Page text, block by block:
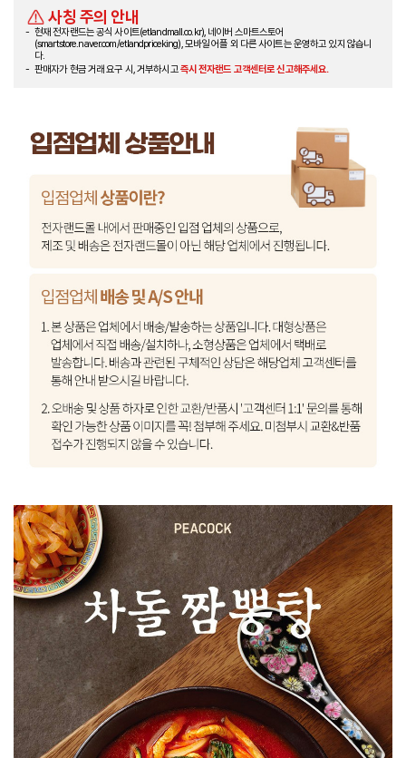
사칭 주의 안내
현재 전자랜드는 공식 사이트(etlandmall.co.kr), 네이버 스마트스토어
(smartstore.naver.com/etlandpriceking), 모바일 어플 외 다른 사이트는 운영하고 있지 않습니
다.
판매자가 현금 거래 요구 시, 거부하시고즉시 전자랜드 고객센터로 신고해주세요.